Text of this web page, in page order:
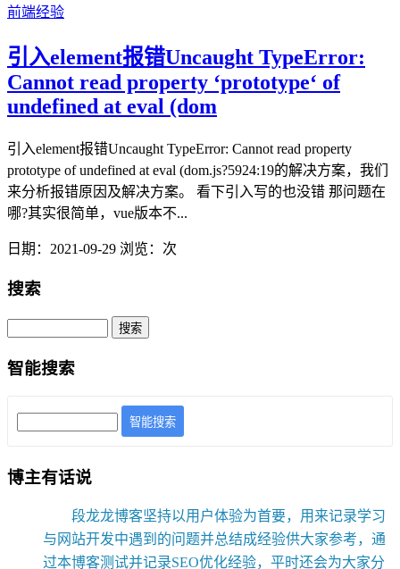
前端经验
引入element报错Uncaught TypeError:
Cannot read property ‘prototype‘ of
undefined at eval (dom
引入element报错Uncaught TypeError: Cannot read property
prototype of undefined at eval (dom.js?5924:19的解决方案，我们
来分析报错原因及解决方案。 看下引入写的也没错 那问题在
哪?其实很简单，vue版本不...
日期：2021-09-29 浏览： 次
搜索
智能搜索
智能搜索
博主有话说
段龙龙博客坚持以用户体验为首要，用来记录学习
与网站开发中遇到的问题并总结成经验供大家参考，通
过本博客测试并记录SEO优化经验，平时还会为大家分